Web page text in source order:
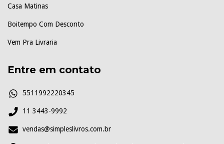
Casa Matinas
Boitempo Com Desconto
Vem Pra Livraria
Entre em contato
5511992220345
11 3443-9992
vendas@simpleslivros.com.br